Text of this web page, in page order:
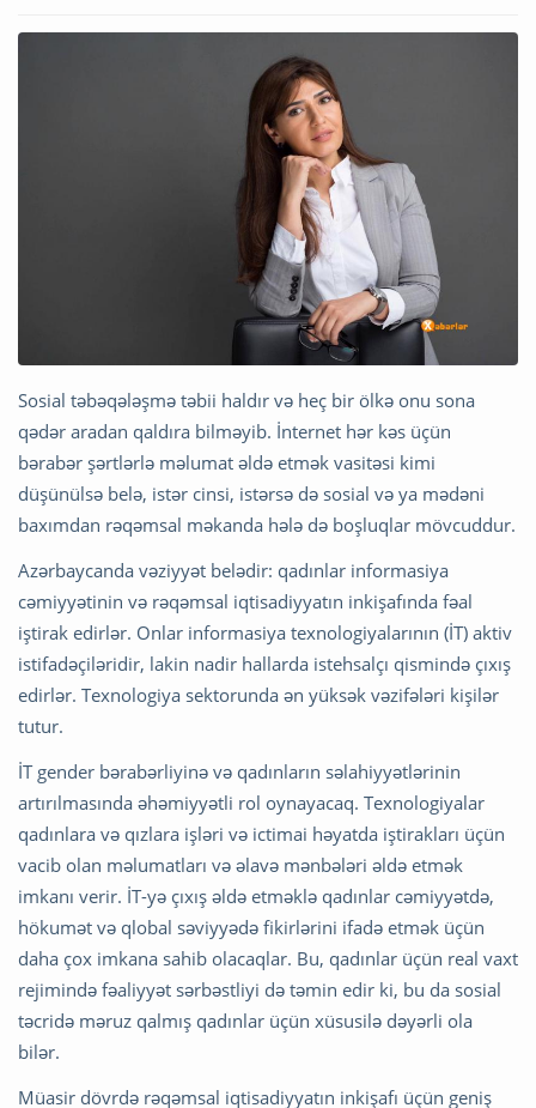
Sosial təbəqələşmə təbii haldır və heç bir ölkə onu sona
qədər aradan qaldıra bilməyib. İnternet hər kəs üçün
bərabər şərtlərlə məlumat əldə etmək vasitəsi kimi
düşünülsə belə, istər cinsi, istərsə də sosial və ya mədəni
baxımdan rəqəmsal məkanda hələ də boşluqlar mövcuddur.
Azərbaycanda vəziyyət belədir: qadınlar informasiya
cəmiyyətinin və rəqəmsal iqtisadiyyatın inkişafında fəal
iştirak edirlər. Onlar informasiya texnologiyalarının (İT) aktiv
istifadəçiləridir, lakin nadir hallarda istehsalçı qismində çıxış
edirlər. Texnologiya sektorunda ən yüksək vəzifələri kişilər
tutur.
İT gender bərabərliyinə və qadınların səlahiyyətlərinin
artırılmasında əhəmiyyətli rol oynayacaq. Texnologiyalar
qadınlara və qızlara işləri və ictimai həyatda iştirakları üçün
vacib olan məlumatları və əlavə mənbələri əldə etmək
imkanı verir. İT-yə çıxış əldə etməklə qadınlar cəmiyyətdə,
hökumət və qlobal səviyyədə fikirlərini ifadə etmək üçün
daha çox imkana sahib olacaqlar. Bu, qadınlar üçün real vaxt
rejimində fəaliyyət sərbəstliyi də təmin edir ki, bu da sosial
təcridə məruz qalmış qadınlar üçün xüsusilə dəyərli ola
bilər.
Müasir dövrdə rəqəmsal iqtisadiyyatın inkişafı üçün geniş